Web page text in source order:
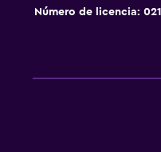
Botiquín de primeros
Número de licencia: